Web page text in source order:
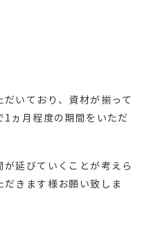
いており、資材が揃って
ヵ月程度の期間をいただ
延びていくことが考えら
きます様お願い致しま